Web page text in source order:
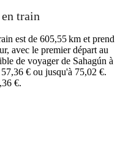
train
est de 605,55 km et prend
avec le premier départ au
de voyager de Sahagún à
€ ou jusqu'à 75,02 €.
€.